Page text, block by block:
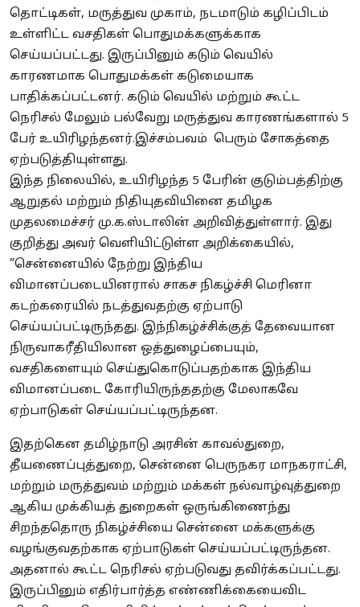
தொட்டிகள், மருத்துவ முகாம், நடமாடும் கழிப்பிடம்
உள்ளிட்ட வசதிகள் பொதுமக்களுக்காக
செய்யப்பட்டது. இருப்பினும் கடும் வெயில்
காரணமாக பொதுமக்கள் கடுமையாக
பாதிக்கப்பட்டனர். கடும் வெயில் மற்றும் கூட்ட
நெரிசல் மேலும் பல்வேறு மருத்துவ காரணங்களால் 5
பேர் உயிரிழந்தனர்.இச்சம்பவம் பெரும் சோகத்தை
ஏற்படுத்தியுள்ளது.
இந்த நிலையில், உயிரிழந்த 5 பேரின் குடும்பத்திற்கு
ஆறுதல் மற்றும் நிதியுதவியினை தமிழக
முதலமைச்சர் மு.க.ஸ்டாலின் அறிவித்துள்ளார். இது
குறித்து அவர் வெளியிட்டுள்ள அறிக்கையில்,
”சென்னையில் நேற்று இந்திய
விமானப்படையினரால் சாகச நிகழ்ச்சி மெரினா
கடற்கரையில் நடத்துவதற்கு ஏற்பாடு
செய்யப்பட்டிருந்தது. இந்நிகழ்ச்சிக்குத் தேவையான
நிருவாகரீதியிலான ஒத்துழைப்பையும்,
வசதிகளையும் செய்துகொடுப்பதற்காக இந்திய
விமானப்படை கோரியிருந்ததற்கு மேலாகவே
ஏற்பாடுகள் செய்யப்பட்டிருந்தன.
இதற்கென தமிழ்நாடு அரசின் காவல்துறை,
தீயணைப்புத்துறை, சென்னை பெருநகர மாநகராட்சி,
மற்றும் மருத்துவம் மற்றும் மக்கள் நல்வாழ்வுத்துறை
ஆகிய முக்கியத் துறைகள் ஒருங்கிணைந்து
சிறந்ததொரு நிகழ்ச்சியை சென்னை மக்களுக்கு
வழங்குவதற்காக ஏற்பாடுகள் செய்யப்பட்டிருந்தன.
அதனால் கூட்ட நெரிசல் ஏற்படுவது தவிர்க்கப்பட்டது.
இருப்பினும் எதிர்பார்த்த எண்ணிக்கையைவிட